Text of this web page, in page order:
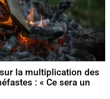
la multiplication des
: « Ce sera un